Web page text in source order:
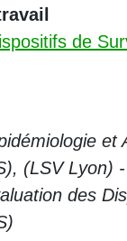
de
et
(LSV Lyon)
des